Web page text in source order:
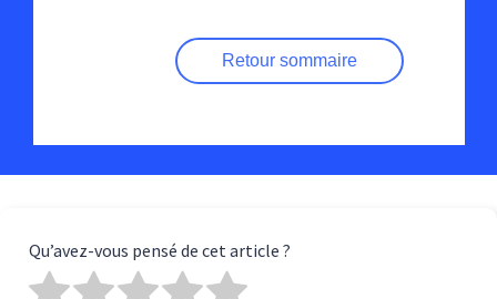
Retour sommaire
Qu’avez-vous pensé de cet article ?